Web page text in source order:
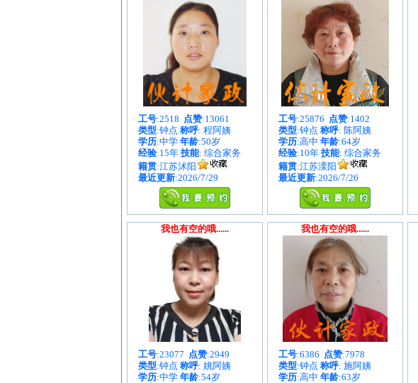
工号:2518 点赞:13061
类型:钟点 称呼: 程阿姨
学历:中学 年龄:50岁
经验:15年 技能: 综合家务
籍贯:江苏沭阳
最近更新:2026/7/29
工号:25876 点赞:1402
类型:钟点 称呼: 陈阿姨
学历:高中 年龄:64岁
经验:10年 技能: 综合家务
籍贯:江苏溧阳
最近更新:2026/7/26
我也有空的哦......
工号:23077 点赞:2949
类型:钟点 称呼: 姚阿姨
学历:中学 年龄:54岁
我也有空的哦......
工号:6386 点赞:7978
类型:钟点 称呼: 施阿姨
学历:高中 年龄:63岁